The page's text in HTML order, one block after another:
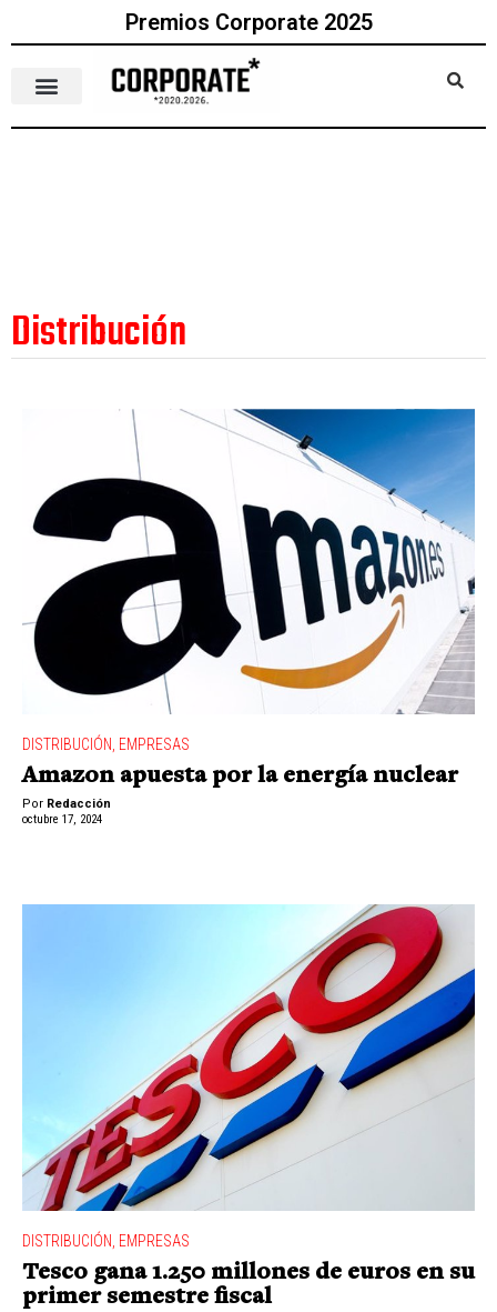
Premios Corporate 2025
Distribución
DISTRIBUCIÓN EMPRESAS
Amazon apuesta por la energía nuclear
Por Redacción
octubre 17, 2024
DISTRIBUCIÓN EMPRESAS
Tesco gana 1.250 millones de euros en su
primer semestre fiscal